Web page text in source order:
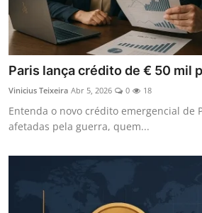
Paris lança crédito de € 50 mil
Vinicius Teixeira Abr 5, 2026 0 18
Entenda o novo crédito emergencial de
afetadas pela guerra, quem...